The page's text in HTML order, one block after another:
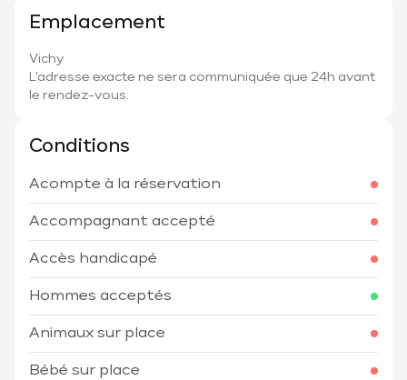
Emplacement
Vichy
L'adresse exacte ne sera communiquée que 24h avant
le rendez-vous.
Conditions
Acompte à la réservation
Accompagnant accepté
Accès handicapé
Hommes acceptés
Animaux sur place
Bébé sur place